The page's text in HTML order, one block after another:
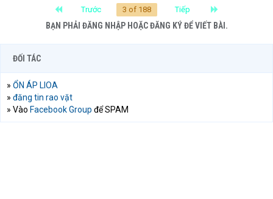
First Trước 3 of 188 Tiếp Last
BẠN PHẢI ĐĂNG NHẬP HOẶC ĐĂNG KÝ ĐỂ VIẾT BÀI.
ĐỐI TÁC
» ỔN ÁP LIOA
» đăng tin rao vặt
» Vào Facebook Group để SPAM